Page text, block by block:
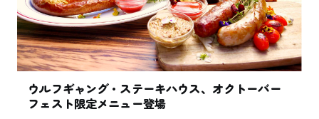
ウルフギャング・ステーキハウス、オクトーバー
フェスト限定メニュー登場